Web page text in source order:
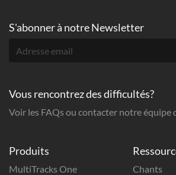
Produits
MultiTracks One
Chants
S'abonner à notre Newsletter
Vous rencontrez des difficultés?
Voir les FAQs ou contacter notre équipe